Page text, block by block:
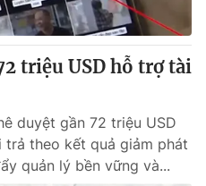
triệu USD hỗ trợ tài
duyệt gần 72 triệu USD
trả theo kết quả giảm phát
quản lý bền vững và...